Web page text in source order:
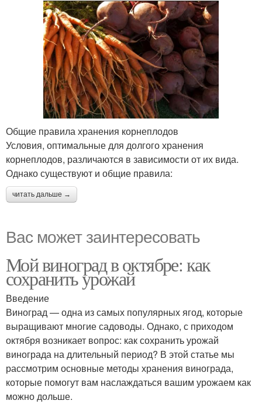
Общие правила хранения корнеплодов
Условия, оптимальные для долгого хранения
корнеплодов, различаются в зависимости от их вида.
Однако существуют и общие правила:
читать дальше →
Вас может заинтересовать
Мой виноград в октябре: как
сохранить урожай
Введение
Виноград — одна из самых популярных ягод, которые
выращивают многие садоводы. Однако, с приходом
октября возникает вопрос: как сохранить урожай
винограда на длительный период? В этой статье мы
рассмотрим основные методы хранения винограда,
которые помогут вам наслаждаться вашим урожаем как
можно дольше.